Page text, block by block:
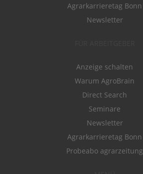
Agrarkarrieretag Bonn
Newsletter
Anzeige schalten
Warum AgroBrain
Direct Search
Seminare
Newsletter
Agrarkarrieretag Bonn
Probeabo agrarzeitung